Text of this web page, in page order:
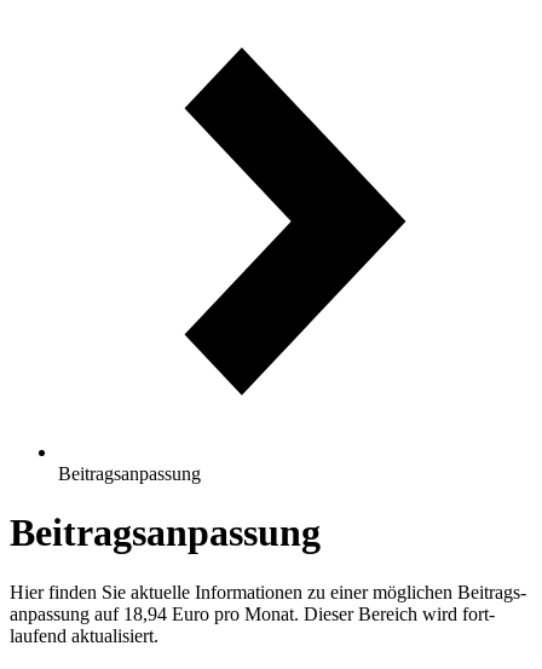
Beitragsanpassung
Beitragsanpassung
Hier finden Sie aktuelle Informa­tionen zu einer möglichen Beitrags­
an­passung auf 18,94 Euro pro Monat. Dieser Bereich wird fort­
laufend aktualisiert.